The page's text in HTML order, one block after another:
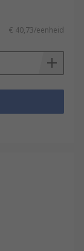
€ 40,73/eenheid